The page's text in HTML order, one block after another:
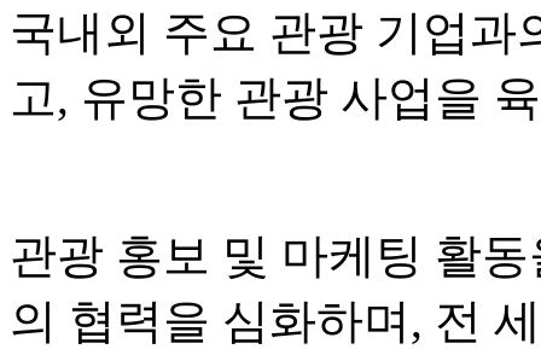
국내외 주요 관광 기업과
고, 유망한 관광 사업을
관광 홍보 및 마케팅 활
의 협력을 심화하며, 전